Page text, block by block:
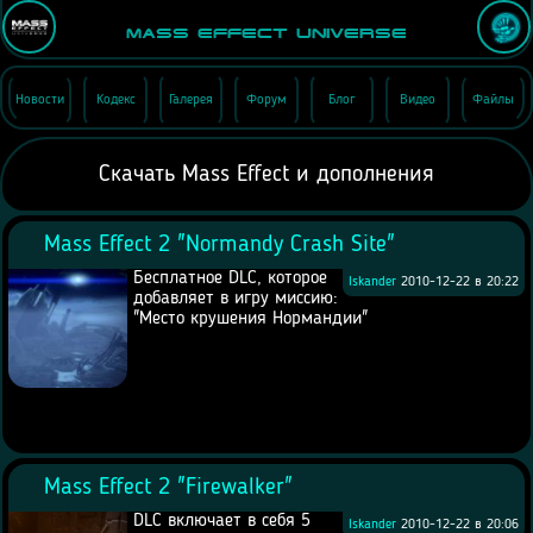
Mass Effect Universe
Новости Кодекс Галерея Форум Блог Видео Файлы
Скачать Mass Effect и дополнения
Mass Effect 2 "Normandy Crash Site"
Iskander 2010-12-22 в 20:22
Бесплатное DLC, которое
добавляет в игру миссию:
"Место крушения Нормандии"
Mass Effect 2 "Firewalker"
Iskander 2010-12-22 в 20:06
DLC включает в себя 5